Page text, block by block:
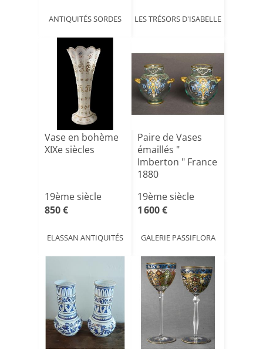
ANTIQUITÉS SORDES LES TRÉSORS D'ISABELLE
Vase en bohème
XIXe siècles
19ème siècle
850 €
ELASSAN ANTIQUITÉS
Paire de Vases
émaillés "
Imberton " France
1880
19ème siècle
1 600 €
GALERIE PASSIFLORA